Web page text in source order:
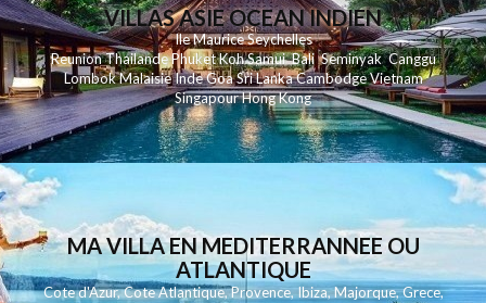
VILLAS ASIE OCEAN INDIEN
Ile MauriceSeychelles
ReunionThailandePhuketKohSamui Bali SeminyakCanggu
LombokMalaisieIndeGoaSri LankaCambodgeVietnam
SingapourHong Kong
MA VILLA EN MEDITERRANNEE OU
ATLANTIQUE
Cote d'Azur,Cote Atlantique,Provence,Ibiza,Majorque,Grece,